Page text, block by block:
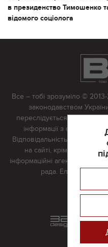
в президенство Тимошенко
відомого соціолога
Все – тобі зрозуміло ©
законодавством
переслідується в
інформації з сайту
Відповідальність за
на сайті, крім
інформаційні агентства або
рада. Електронна